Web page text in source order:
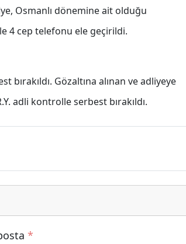
Osmanlı dönemine ait olduğu
4 cep telefonu ele geçirildi.
bırakıldı. Gözaltına alınan ve adliyeye
adli kontrolle serbest bırakıldı.
*